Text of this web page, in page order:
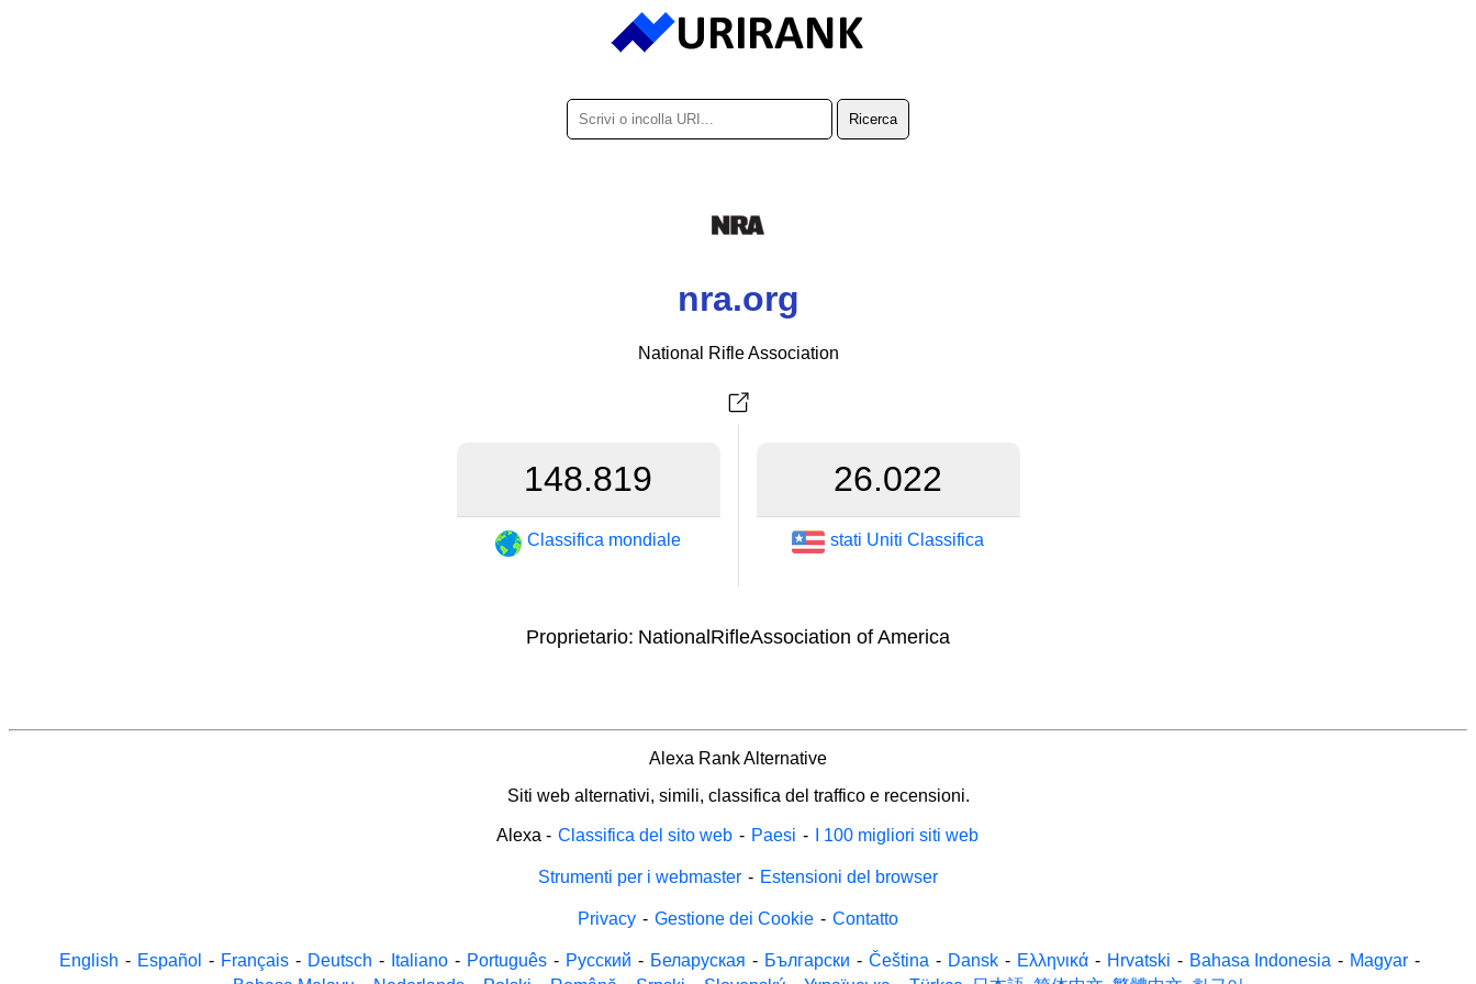
nra.org
National Rifle Association
148.819
Classifica mondiale
26.022
stati Uniti Classifica
Proprietario: NationalRifleAssociation of America
Alexa Rank Alternative
Siti web alternativi, simili, classifica del traffico e recensioni.
Alexa - Classifica del sito web - Paesi - I 100 migliori siti web
Strumenti per i webmaster - Estensioni del browser
Privacy - Gestione dei Cookie - Contatto
English - Español - Français - Deutsch - Italiano - Português - Русский - Беларуская - Български - Čeština - Dansk - Ελληνικά - Hrvatski - Bahasa Indonesia - Magyar -